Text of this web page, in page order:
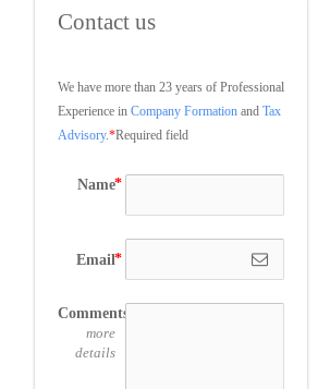
Contact us
We have more than 23 years of Professional
Experience in Company Formation and Tax
Advisory.*Required field
Name
Email
Comments
more
details